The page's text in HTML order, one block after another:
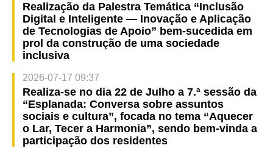
Realização da Palestra Temática “Inclusão
Digital e Inteligente — Inovação e Aplicação
de Tecnologias de Apoio” bem-sucedida em
prol da construção de uma sociedade
inclusiva
2026-07-17 09:37
Realiza-se no dia 22 de Julho a 7.ª sessão da
“Esplanada: Conversa sobre assuntos
sociais e cultura”, focada no tema “Aquecer
o Lar, Tecer a Harmonia”, sendo bem-vinda a
participação dos residentes